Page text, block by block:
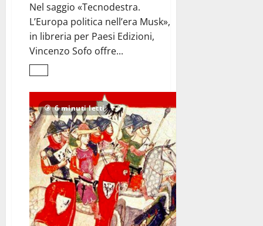
Nel saggio «Tecnodestra.
L’Europa politica nell’era Musk»,
in libreria per Paesi Edizioni,
Vincenzo Sofo offre...
Leggi
più
su
Idee
per
un
risveglio
<br>dell’Europa
6 minuti letti